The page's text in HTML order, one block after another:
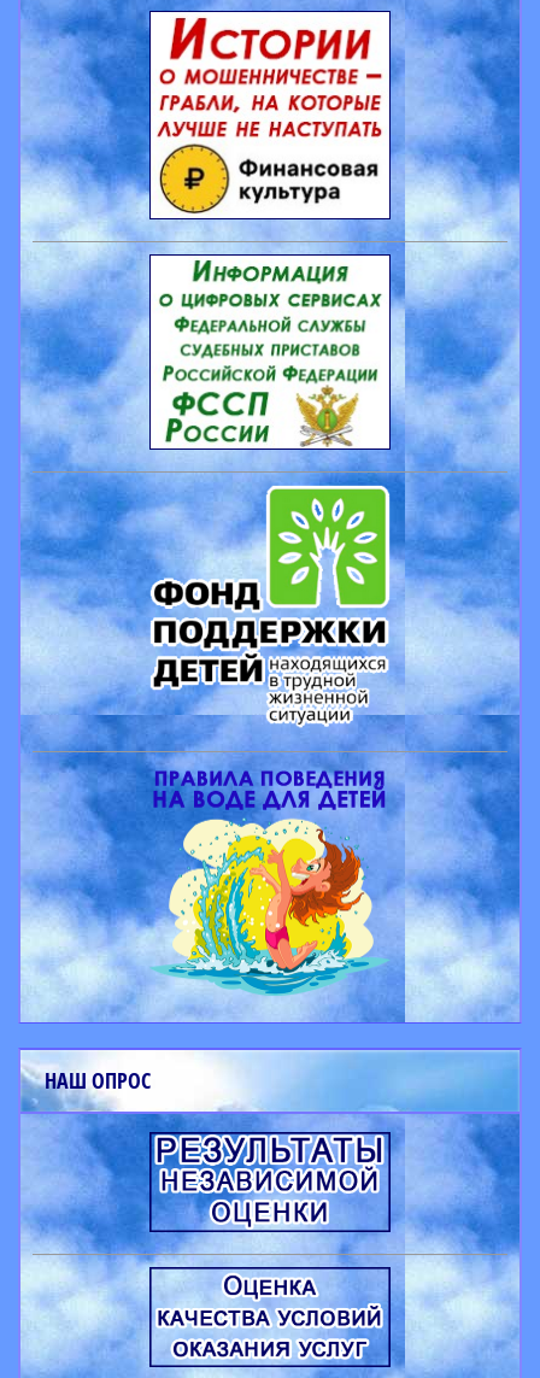
НАШ ОПРОС